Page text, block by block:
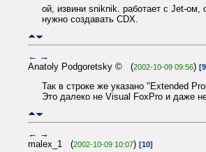
ой, извини sniknik. работает с Jet-ом,
нужно создавать CDX.
← →
Anatoly Podgoretsky © (2002-10-09 09:56)
Так в строке же указано "Extended
Это далеко не Visual FoxPro и даже
← →
malex_1 (2002-10-09 10:07) [10]